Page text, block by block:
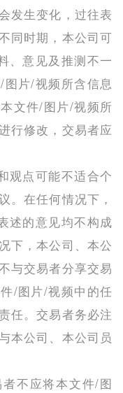
发生变化，过往表
同时期，本公司可
、意见及推测不一
片/视频所含信息
文件/图片/视频所
行修改，交易者应
观点可能不适合个
。在任何情况下，
述的意见均不构成
下，本公司、本公
与交易者分享交易
/图片/视频中的任
任。交易者务必注
本公司、本公司员
不应将本文件/图